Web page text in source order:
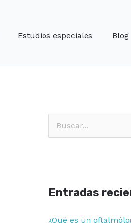
Estudios especiales Blog
a
Entradas
¿Qué es un